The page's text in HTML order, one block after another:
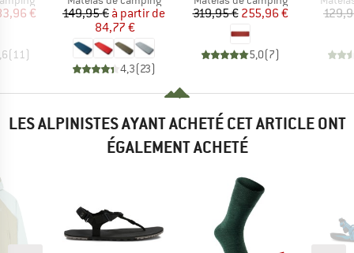
réduit
€
( 11)
Prix
149,95 € Prix réduit
à partir de
84,77 €
4,3(23)
Prix
319,95 € Prix réduit
255,96 €
5,0(7)
LES ALPINISTES AYANT ACHETÉ CET ARTICLE ONT
ÉGALEMENT ACHETÉ